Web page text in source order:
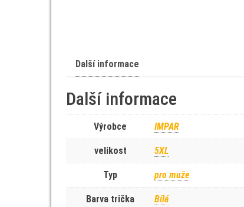
Další informace
Další informace
Výrobce IMPAR
velikost 5XL
Typ pro muže
Barva trička Bílá